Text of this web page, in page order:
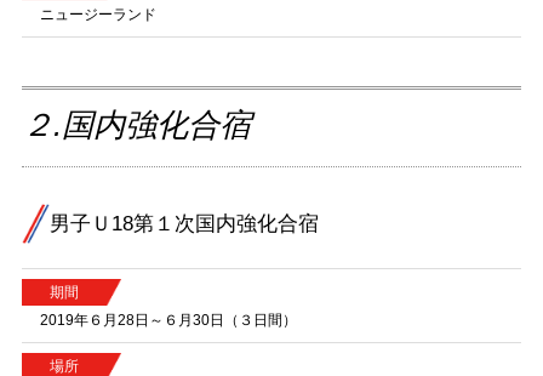
ニュージーランド
２.国内強化合宿
男子Ｕ18第１次国内強化合宿
期間
2019年６月28日～６月30日（３日間）
場所